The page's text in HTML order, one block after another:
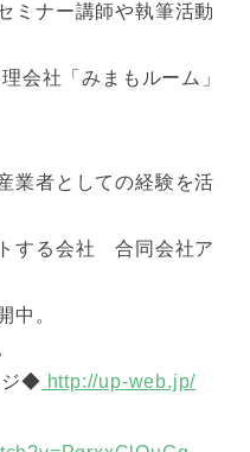
ミナー講師や執筆活動
会社「みまもルーム」
業者としての経験を活
する会社 合同会社ア
中。
ジ◆ http://up-web.jp/